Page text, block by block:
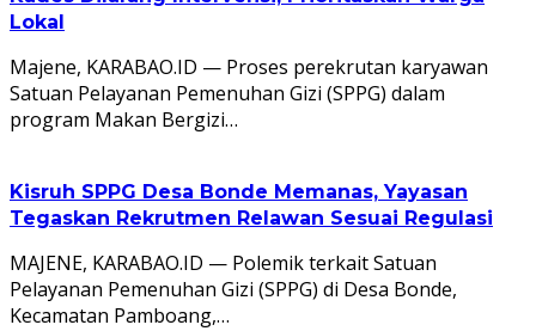
Lokal
Majene, KARABAO.ID — Proses perekrutan karyawan
Satuan Pelayanan Pemenuhan Gizi (SPPG) dalam
program Makan Bergizi…
Kisruh SPPG Desa Bonde Memanas, Yayasan
Tegaskan Rekrutmen Relawan Sesuai Regulasi
MAJENE, KARABAO.ID — Polemik terkait Satuan
Pelayanan Pemenuhan Gizi (SPPG) di Desa Bonde,
Kecamatan Pamboang,…